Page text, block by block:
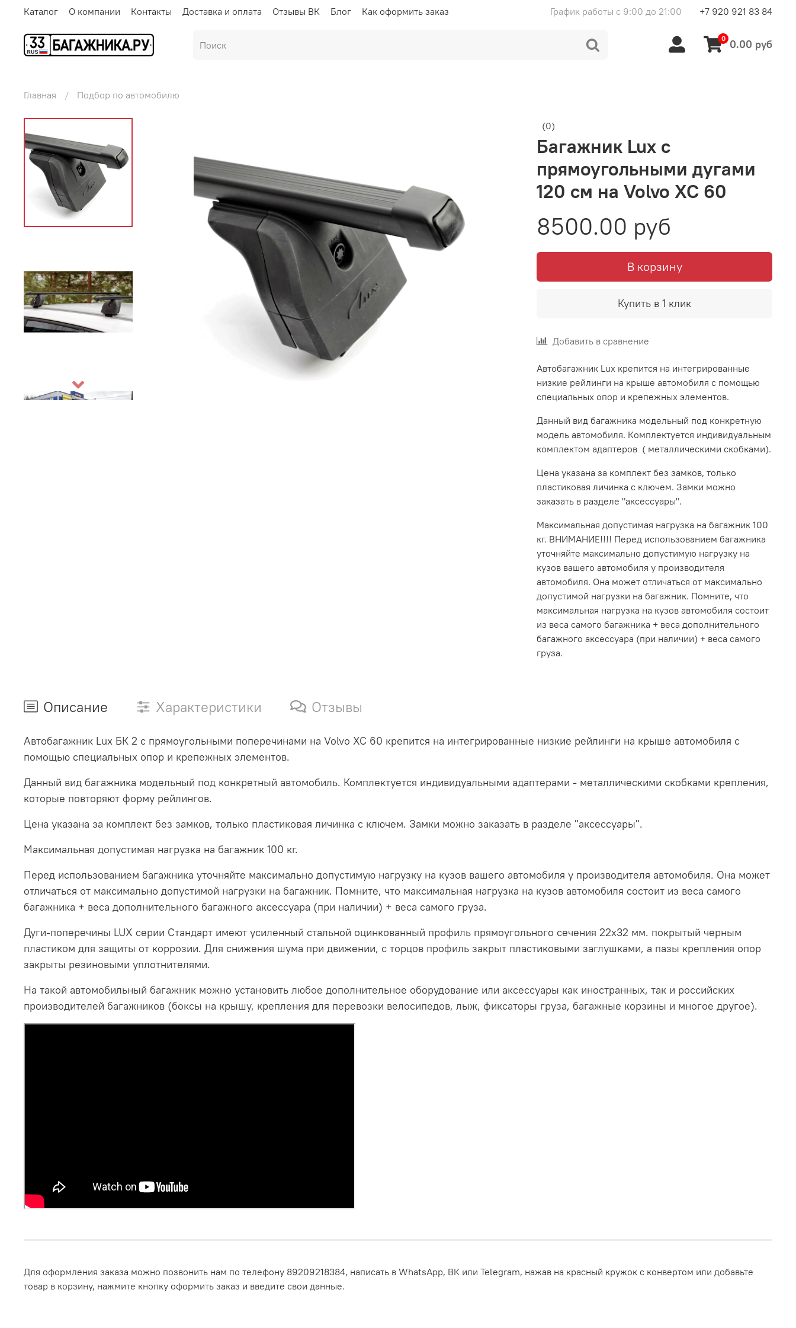
Каталог О компании Контакты Доставка и оплата Отзывы ВК Блог Как оформить заказ График работы с 9:00 до 21:00 +7 920 921 83 84
0 0.00 руб
Главная Подбор по автомобилю
(0)
Багажник Lux с
прямоугольными дугами
120 см на Volvo XC 60
8500.00 руб
В корзину
Купить в 1 клик
Добавить в сравнение
Автобагажник Lux крепится на интегрированные
низкие рейлинги на крыше автомобиля с помощью
специальных опор и крепежных элементов.
Данный вид багажника модельный под конкретную
модель автомобиля. Комплектуется индивидуальным
комплектом адаптеров ( металлическими скобками).
Цена указана за комплект без замков, только
пластиковая личинка с ключем. Замки можно
заказать в разделе "аксессуары".
Максимальная допустимая нагрузка на багажник 100
кг. ВНИМАНИЕ!!!! Перед использованием багажника
уточняйте максимально допустимую нагрузку на
кузов вашего автомобиля у производителя
автомобиля. Она может отличаться от максимально
допустимой нагрузки на багажник. Помните, что
максимальная нагрузка на кузов автомобиля состоит
из веса самого багажника + веса дополнительного
багажного аксессуара (при наличии) + веса самого
груза.
Описание Характеристики Отзывы
Автобагажник Lux БК 2 с прямоугольными поперечинами на Volvo XC 60 крепится на интегрированные низкие рейлинги на крыше автомобиля с
помощью специальных опор и крепежных элементов.
Данный вид багажника модельный под конкретный автомобиль. Комплектуется индивидуальными адаптерами - металлическими скобками крепления,
которые повторяют форму рейлингов.
Цена указана за комплект без замков, только пластиковая личинка с ключем. Замки можно заказать в разделе "аксессуары".
Максимальная допустимая нагрузка на багажник 100 кг.
Перед использованием багажника уточняйте максимально допустимую нагрузку на кузов вашего автомобиля у производителя автомобиля. Она может
отличаться от максимально допустимой нагрузки на багажник. Помните, что максимальная нагрузка на кузов автомобиля состоит из веса самого
багажника + веса дополнительного багажного аксессуара (при наличии) + веса самого груза.
Дуги-поперечины LUX серии Стандарт имеют усиленный стальной оцинкованный профиль прямоугольного сечения 22х32 мм. покрытый черным
пластиком для защиты от коррозии. Для снижения шума при движении, с торцов профиль закрыт пластиковыми заглушками, а пазы крепления опор
закрыты резиновыми уплотнителями.
На такой автомобильный багажник можно установить любое дополнительное оборудование или аксессуары как иностранных, так и российских
производителей багажников (боксы на крышу, крепления для перевозки велосипедов, лыж, фиксаторы груза, багажные корзины и многое другое).
Для оформления заказа можно позвонить нам по телефону 89209218384, написать в WhatsApp, ВК или Telegram, нажав на красный кружок с конвертом или добавьте
товар в корзину, нажмите кнопку оформить заказ и введите свои данные.